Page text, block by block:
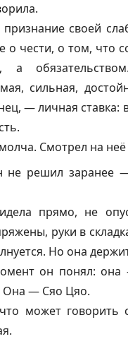
своей
чести, о том, что
а
сильная,
— личная ставка:
Смотрел на
не решил заранее
прямо, не
руки в
Но она
он понял:
Она — Сяо Цяо.
может говорить